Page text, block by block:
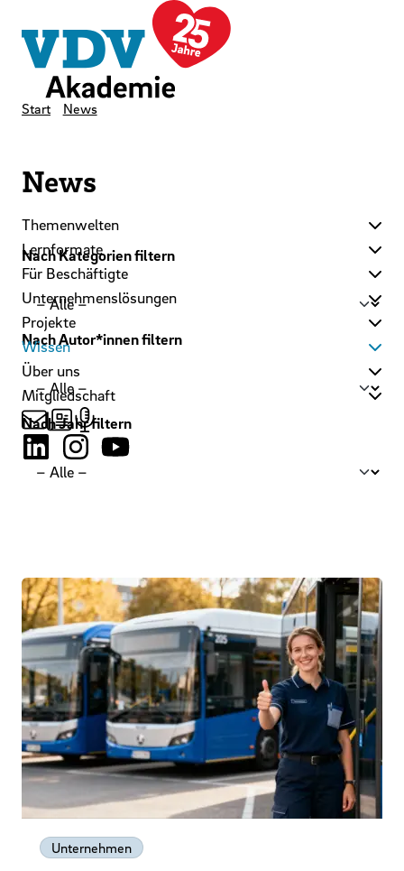
Zum Hauptinhalt der Seite springen
Zur Startseite navigieren
Themenwelten
Lernformate
Für Beschäftigte
Unternehmenslösungen
Projekte
Wissen
Über uns
Mitgliedschaft
Start News
News
Nach Kategorien filtern
Nach Autor*innen filtern
Nach Jahr filtern
Unternehmen